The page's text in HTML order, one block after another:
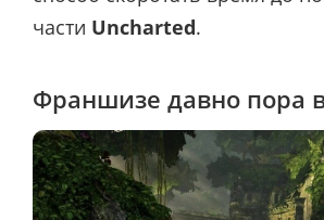
части Uncharted.
Франшизе давно пора